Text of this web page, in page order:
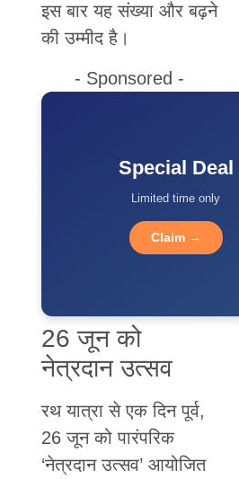
इस बार यह संख्या और बढ़ने
की उम्मीद है।
- Sponsored -
Special Deal
Limited time only
Claim →
26 जून को
नेत्रदान उत्सव
रथ यात्रा से एक दिन पूर्व,
26 जून को पारंपरिक
‘नेत्रदान उत्सव’ आयोजित